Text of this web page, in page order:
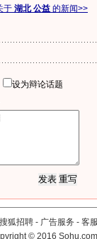
于 湖北 公益 的新闻>>
设为辩论话题
搜狐招聘 - 广告服务 - 客
©2016